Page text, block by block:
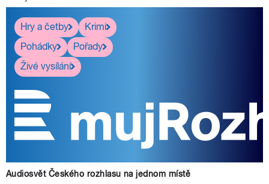
Hry a četby
Krimi
Pohádky
Pořady
Živé vysílání
Audiosvět Českého rozhlasu na jednom místě